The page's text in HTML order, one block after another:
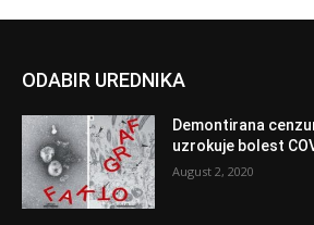
ODABIR UREDNIKA
Demontirana
uzrokuje bolest
August 2, 2020